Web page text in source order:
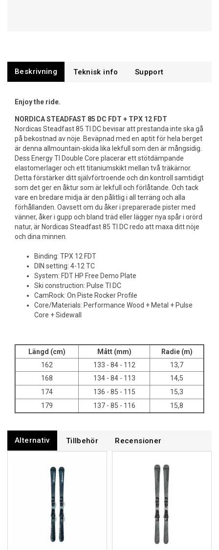
Beskrivning Support
Enjoy the ride.
NORDICA STEADFAST 85 DC FDT + TPX 12 FDT
Nordicas Steadfast 85 TI DC bevisar att prestanda inte ska gå
på bekostnad av nöje. Beväpnad med en aptit för hela berget
är denna allmountain-skida lika lekfull som den är mångsidig.
Dess Energy TI Double Core placerar ett stötdämpande
elastomerlager och ett titaniumskikt mellan två träkärnor.
Detta förstärker ditt självförtroende och din kontroll samtidigt
som det ger en åktur som är lekfull och förlåtande. Och tack
vare en bredare midja är den pålitlig i all terräng och alla
förhållanden. Oavsett om du åker i preparerade pister med
vänner, åker i gupp och bland träd eller lägger nya spår i orörd
natur, är Nordicas Steadfast 85 TI DC redo att maxa ditt nöje
och dina minnen.
Binding: TPX 12 FDT
DIN setting: 4-12 TC
System: FDT HP Free Demo Plate
Ski construction: Pulse TI DC
CamRock: On Piste Rocker Profile
Core/Materials: Performance Wood + Metal + Pulse
Core + Sidewall
Längd (cm) Mått (mm)
Radie (m)
162
133 - 84 - 112
13,7
168
134 - 84 - 113
14,5
174
136 - 85 - 115
15,3
179
137 - 85 - 116 15,8
Alternativ Tillbehör Recensioner